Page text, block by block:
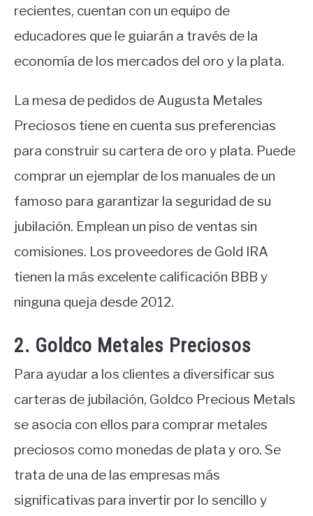
recientes, cuentan con un equipo de
educadores que le guiarán a través de la
economía de los mercados del oro y la plata.
La mesa de pedidos de Augusta Metales
Preciosos tiene en cuenta sus preferencias
para construir su cartera de oro y plata. Puede
comprar un ejemplar de los manuales de un
famoso para garantizar la seguridad de su
jubilación. Emplean un piso de ventas sin
comisiones. Los proveedores de Gold IRA
tienen la más excelente calificación BBB y
ninguna queja desde 2012.
2. Goldco Metales Preciosos
Para ayudar a los clientes a diversificar sus
carteras de jubilación, Goldco Precious Metals
se asocia con ellos para comprar metales
preciosos como monedas de plata y oro. Se
trata de una de las empresas más
significativas para invertir por lo sencillo y